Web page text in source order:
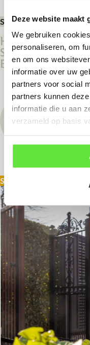
Deze website maakt
We gebruiken
personaliseren, om
en om ons
informatie over uw
partners voor social
partners kunnen
informatie die u aan
verzameld op basis
SHOWTUIN BEZOEKEN
HEEFT U
SHOWTUIN
BEZOEKEN?
CORNELIS
Eigenaar
(0488) -
SHOWTUIN BEZOEKEN